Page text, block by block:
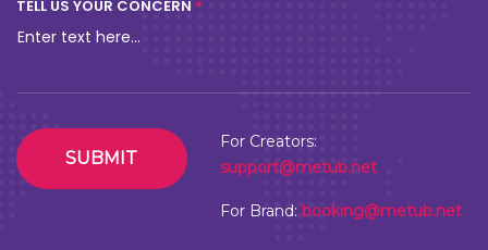
TELL US YOUR CONCERN
SUBMIT
For Creators:
support@metub.net
For Brand: booking@metub.net